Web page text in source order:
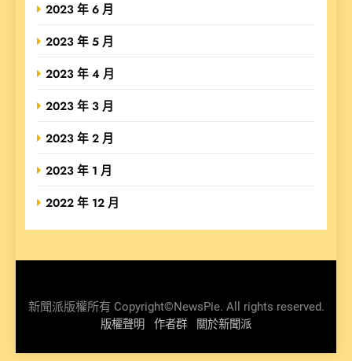
2023 年 6 月
2023 年 5 月
2023 年 4 月
2023 年 3 月
2023 年 2 月
2023 年 1 月
2022 年 12 月
新聞派版權所有 Copyright©NewsPie. All rights reserved.
版權聲明 作者群 關於新聞派